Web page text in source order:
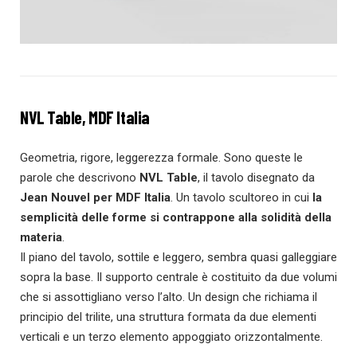
NVL Table, MDF Italia
Geometria, rigore, leggerezza formale. Sono queste le
parole che descrivono NVL Table, il tavolo disegnato da
Jean Nouvel per MDF Italia. Un tavolo scultoreo in cui la
semplicità delle forme si contrappone alla solidità della
materia.
Il piano del tavolo, sottile e leggero, sembra quasi galleggiare
sopra la base. Il supporto centrale è costituito da due volumi
che si assottigliano verso l’alto. Un design che richiama il
principio del trilite, una struttura formata da due elementi
verticali e un terzo elemento appoggiato orizzontalmente.